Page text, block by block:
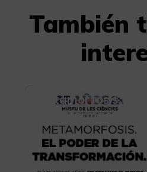
También
Metamorfosis. El
Transformación